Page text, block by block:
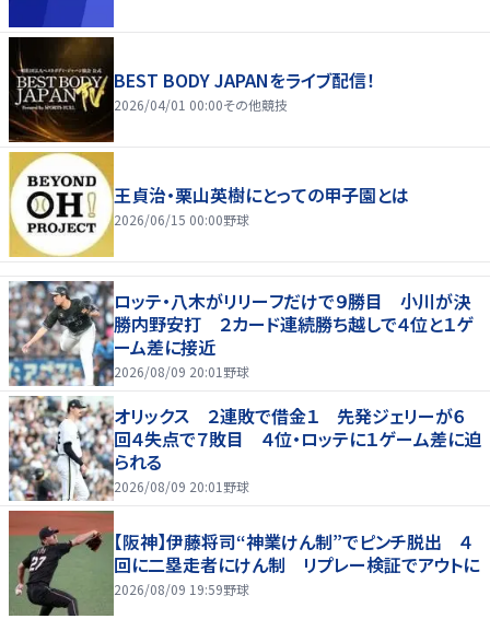
BEST BODY JAPANをライブ配信！
2026/04/01 00:00その他競技
王貞治・栗山英樹にとっての甲子園とは
2026/06/15 00:00野球
ロッテ・八木がリリーフだけで９勝目 小川が決
勝内野安打 ２カード連続勝ち越しで４位と１ゲ
ーム差に接近
2026/08/09 20:01 野球
オリックス ２連敗で借金１ 先発ジェリーが６
回４失点で７敗目 ４位・ロッテに１ゲーム差に迫
られる
2026/08/09 20:01 野球
【阪神】伊藤将司“神業けん制”でピンチ脱出 ４
回に二塁走者にけん制 リプレー検証でアウトに
2026/08/09 19:59野球